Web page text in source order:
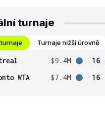
turnaje
Turnaje nižší úrovně
$9.4M
16
WTA
$7.4M 16